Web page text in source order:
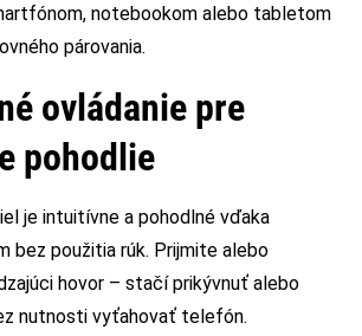
notebookom alebo tabletom
párovania.
ovládanie pre
pohodlie
je intuitívne a pohodlné vďaka
bez použitia rúk. Prijmite alebo
hovor – stačí prikývnuť alebo
nutnosti vyťahovať telefón.